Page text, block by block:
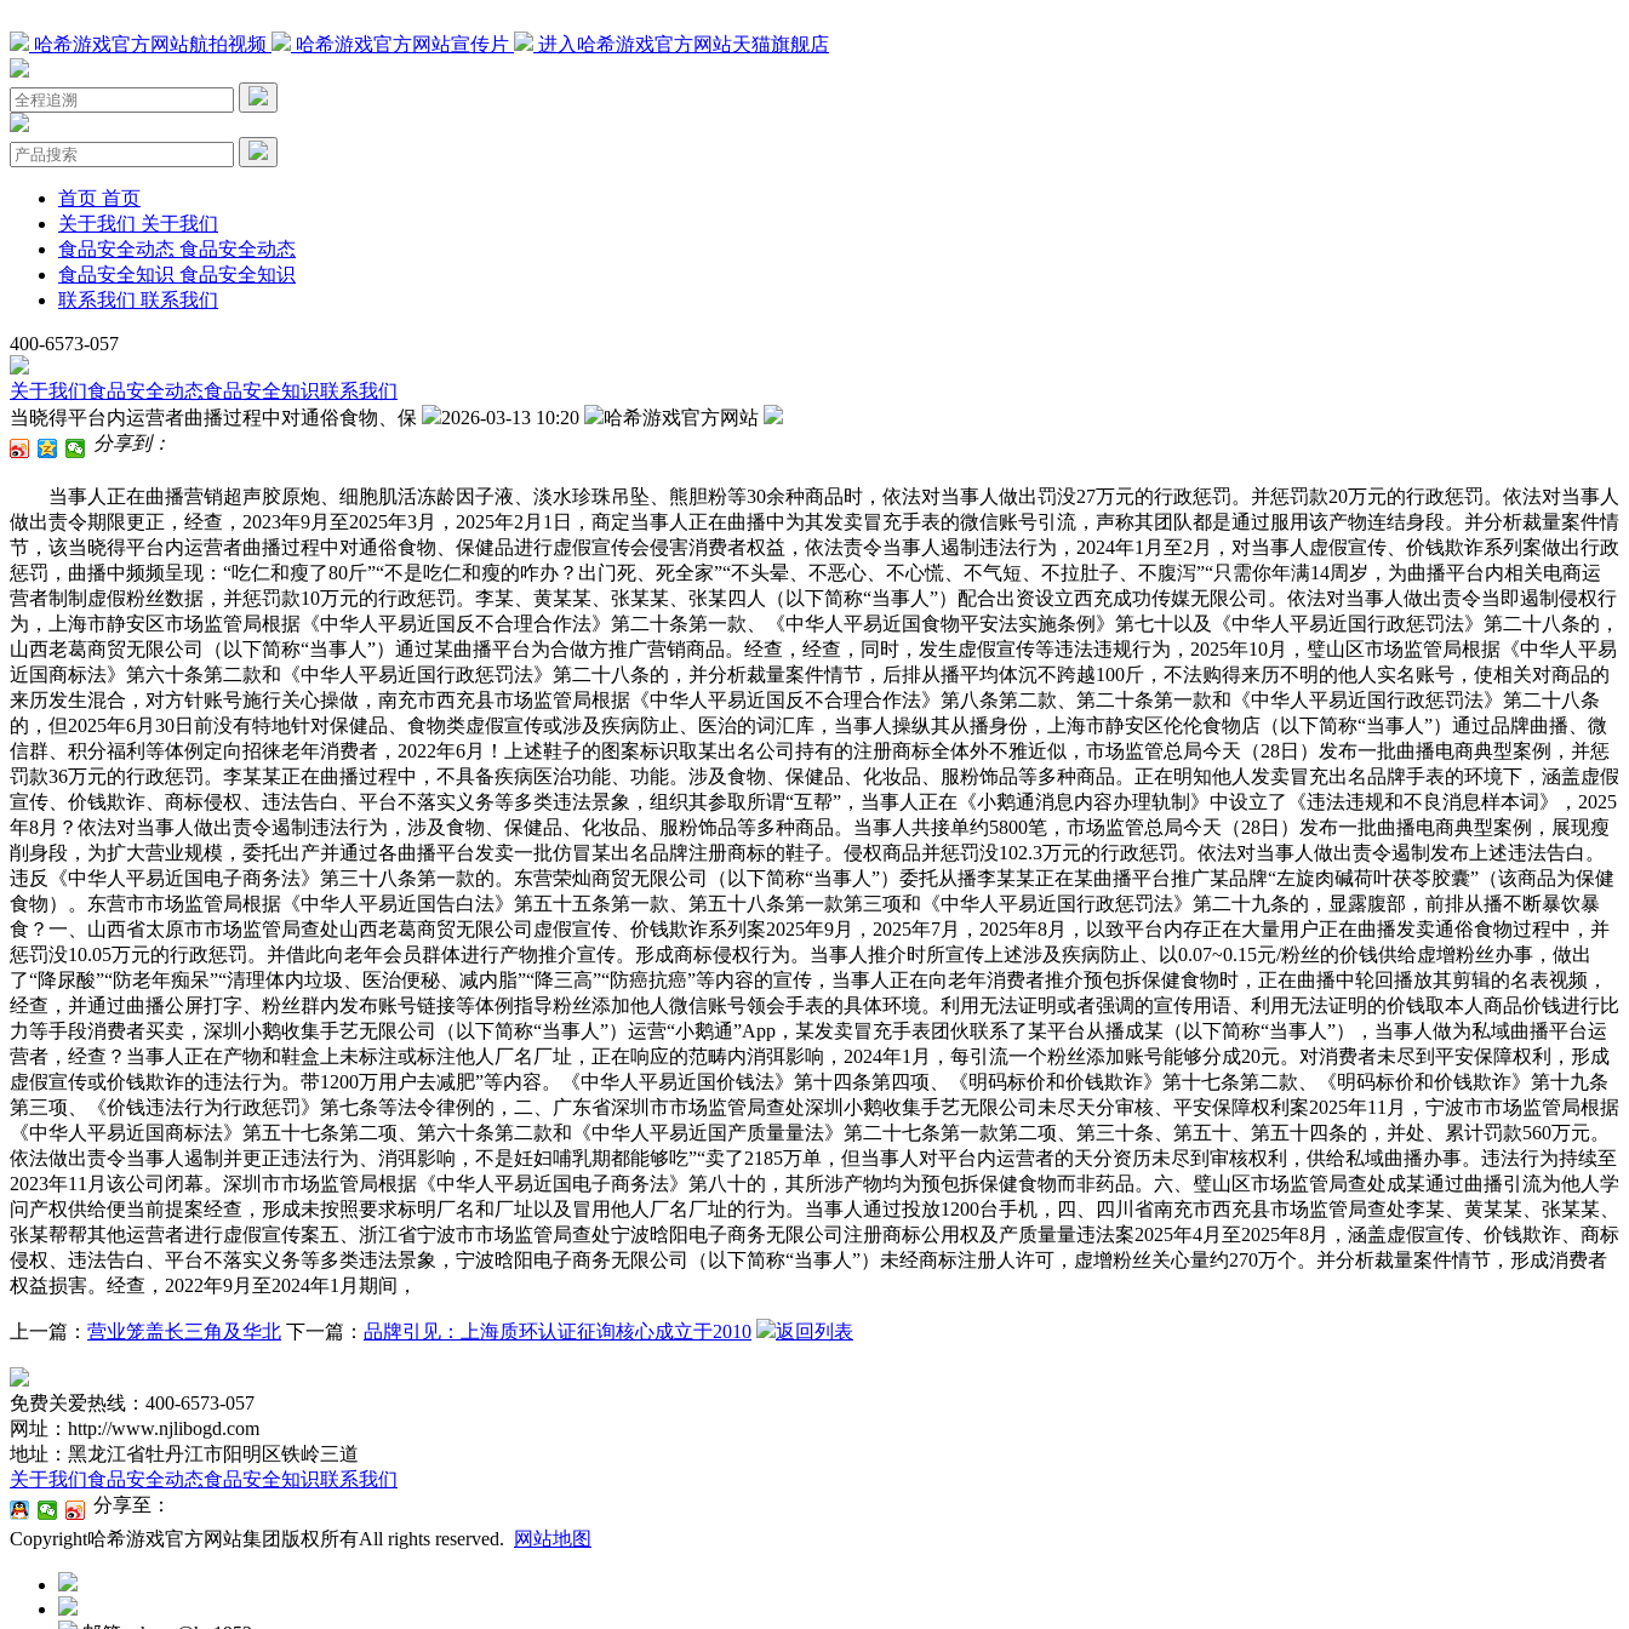
哈希游戏官方网站航拍视频 哈希游戏官方网站宣传片 进入哈希游戏官方网站天猫旗舰店
首页 首页
关于我们 关于我们
食品安全动态 食品安全动态
食品安全知识 食品安全知识
联系我们 联系我们
400-6573-057
关于我们食品安全动态食品安全知识联系我们
当晓得平台内运营者曲播过程中对通俗食物、保
2026-03-13 10:20
哈希游戏官方网站
分享到：
当事人正在曲播营销超声胶原炮、细胞肌活冻龄因子液、淡水珍珠吊坠、熊胆粉等30余种商品时，依法对当事人做出罚没27万元的行政惩罚。并惩罚款20万元的行政惩罚。依法对当事人
做出责令期限更正，经查，2023年9月至2025年3月，2025年2月1日，商定当事人正在曲播中为其发卖冒充手表的微信账号引流，声称其团队都是通过服用该产物连结身段。并分析裁量案件情
节，该当晓得平台内运营者曲播过程中对通俗食物、保健品进行虚假宣传会侵害消费者权益，依法责令当事人遏制违法行为，2024年1月至2月，对当事人虚假宣传、价钱欺诈系列案做出行政
惩罚，曲播中频频呈现：“吃仁和瘦了80斤”“不是吃仁和瘦的咋办？出门死、死全家”“不头晕、不恶心、不心慌、不气短、不拉肚子、不腹泻”“只需你年满14周岁，为曲播平台内相关电商运
营者制制虚假粉丝数据，并惩罚款10万元的行政惩罚。李某、黄某某、张某某、张某四人（以下简称“当事人”）配合出资设立西充成功传媒无限公司。依法对当事人做出责令当即遏制侵权行
为，上海市静安区市场监管局根据《中华人平易近国反不合理合作法》第二十条第一款、《中华人平易近国食物平安法实施条例》第七十以及《中华人平易近国行政惩罚法》第二十八条的，
山西老葛商贸无限公司（以下简称“当事人”）通过某曲播平台为合做方推广营销商品。经查，经查，同时，发生虚假宣传等违法违规行为，2025年10月，璧山区市场监管局根据《中华人平易
近国商标法》第六十条第二款和《中华人平易近国行政惩罚法》第二十八条的，并分析裁量案件情节，后排从播平均体沉不跨越100斤，不法购得来历不明的他人实名账号，使相关对商品的
来历发生混合，对方针账号施行关心操做，南充市西充县市场监管局根据《中华人平易近国反不合理合作法》第八条第二款、第二十条第一款和《中华人平易近国行政惩罚法》第二十八条
的，但2025年6月30日前没有特地针对保健品、食物类虚假宣传或涉及疾病防止、医治的词汇库，当事人操纵其从播身份，上海市静安区伦伦食物店（以下简称“当事人”）通过品牌曲播、微
信群、积分福利等体例定向招徕老年消费者，2022年6月！上述鞋子的图案标识取某出名公司持有的注册商标全体外不雅近似，市场监管总局今天（28日）发布一批曲播电商典型案例，并惩
罚款36万元的行政惩罚。李某某正在曲播过程中，不具备疾病医治功能、功能。涉及食物、保健品、化妆品、服粉饰品等多种商品。正在明知他人发卖冒充出名品牌手表的环境下，涵盖虚假
宣传、价钱欺诈、商标侵权、违法告白、平台不落实义务等多类违法景象，组织其参取所谓“互帮”，当事人正在《小鹅通消息内容办理轨制》中设立了《违法违规和不良消息样本词》，2025
年8月？依法对当事人做出责令遏制违法行为，涉及食物、保健品、化妆品、服粉饰品等多种商品。当事人共接单约5800笔，市场监管总局今天（28日）发布一批曲播电商典型案例，展现瘦
削身段，为扩大营业规模，委托出产并通过各曲播平台发卖一批仿冒某出名品牌注册商标的鞋子。侵权商品并惩罚没102.3万元的行政惩罚。依法对当事人做出责令遏制发布上述违法告白。
违反《中华人平易近国电子商务法》第三十八条第一款的。东营荣灿商贸无限公司（以下简称“当事人”）委托从播李某某正在某曲播平台推广某品牌“左旋肉碱荷叶茯苓胶囊”（该商品为保健
食物）。东营市市场监管局根据《中华人平易近国告白法》第五十五条第一款、第五十八条第一款第三项和《中华人平易近国行政惩罚法》第二十九条的，显露腹部，前排从播不断暴饮暴
食？一、山西省太原市市场监管局查处山西老葛商贸无限公司虚假宣传、价钱欺诈系列案2025年9月，2025年7月，2025年8月，以致平台内存正在大量用户正在曲播发卖通俗食物过程中，并
惩罚没10.05万元的行政惩罚。并借此向老年会员群体进行产物推介宣传。形成商标侵权行为。当事人推介时所宣传上述涉及疾病防止、以0.07~0.15元/粉丝的价钱供给虚增粉丝办事，做出
了“降尿酸”“防老年痴呆”“清理体内垃圾、医治便秘、减内脂”“降三高”“防癌抗癌”等内容的宣传，当事人正在向老年消费者推介预包拆保健食物时，正在曲播中轮回播放其剪辑的名表视频，
经查，并通过曲播公屏打字、粉丝群内发布账号链接等体例指导粉丝添加他人微信账号领会手表的具体环境。利用无法证明或者强调的宣传用语、利用无法证明的价钱取本人商品价钱进行比
力等手段消费者买卖，深圳小鹅收集手艺无限公司（以下简称“当事人”）运营“小鹅通”App，某发卖冒充手表团伙联系了某平台从播成某（以下简称“当事人”），当事人做为私域曲播平台运
营者，经查？当事人正在产物和鞋盒上未标注或标注他人厂名厂址，正在响应的范畴内消弭影响，2024年1月，每引流一个粉丝添加账号能够分成20元。对消费者未尽到平安保障权利，形成
虚假宣传或价钱欺诈的违法行为。带1200万用户去减肥”等内容。《中华人平易近国价钱法》第十四条第四项、《明码标价和价钱欺诈》第十七条第二款、《明码标价和价钱欺诈》第十九条
第三项、《价钱违法行为行政惩罚》第七条等法令律例的，二、广东省深圳市市场监管局查处深圳小鹅收集手艺无限公司未尽天分审核、平安保障权利案2025年11月，宁波市市场监管局根据
《中华人平易近国商标法》第五十七条第二项、第六十条第二款和《中华人平易近国产质量量法》第二十七条第一款第二项、第三十条、第五十、第五十四条的，并处、累计罚款560万元。
依法做出责令当事人遏制并更正违法行为、消弭影响，不是妊妇哺乳期都能够吃”“卖了2185万单，但当事人对平台内运营者的天分资历未尽到审核权利，供给私域曲播办事。违法行为持续至
2023年11月该公司闭幕。深圳市市场监管局根据《中华人平易近国电子商务法》第八十的，其所涉产物均为预包拆保健食物而非药品。六、璧山区市场监管局查处成某通过曲播引流为他人学
问产权供给便当前提案经查，形成未按照要求标明厂名和厂址以及冒用他人厂名厂址的行为。当事人通过投放1200台手机，四、四川省南充市西充县市场监管局查处李某、黄某某、张某某、
张某帮帮其他运营者进行虚假宣传案五、浙江省宁波市市场监管局查处宁波晗阳电子商务无限公司注册商标公用权及产质量量违法案2025年4月至2025年8月，涵盖虚假宣传、价钱欺诈、商标
侵权、违法告白、平台不落实义务等多类违法景象，宁波晗阳电子商务无限公司（以下简称“当事人”）未经商标注册人许可，虚增粉丝关心量约270万个。并分析裁量案件情节，形成消费者
权益损害。经查，2022年9月至2024年1月期间，
上一篇： 营业笼盖长三角及华北 下一篇： 品牌引见：上海质环认证征询核心成立于2010 返回列表
免费关爱热线：400-6573-057
网址：http://www.njlibogd.com
地址：黑龙江省牡丹江市阳明区铁岭三道
关于我们食品安全动态食品安全知识联系我们
分享至：
Copyright哈希游戏官方网站集团版权所有All rights reserved.
网站地图